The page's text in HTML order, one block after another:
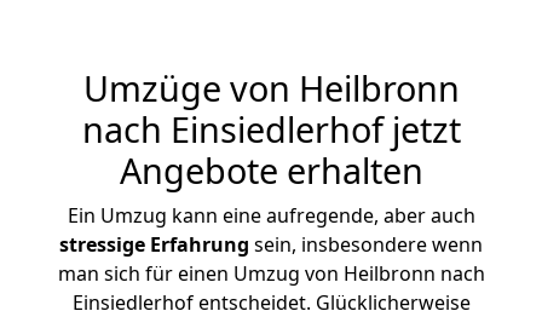
Umzüge von Heilbronn
nach Einsiedlerhof jetzt
Angebote erhalten
Ein Umzug kann eine aufregende, aber auch
stressige Erfahrung sein, insbesondere wenn
man sich für einen Umzug von Heilbronn nach
Einsiedlerhof entscheidet. Glücklicherweise